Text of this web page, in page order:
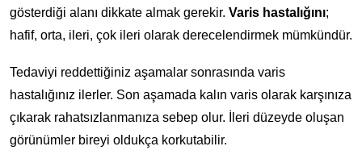
gösterdiği alanı dikkate almak gerekir. Varis hastalığını;
hafif, orta, ileri, çok ileri olarak derecelendirmek mümkündür.
Tedaviyi reddettiğiniz aşamalar sonrasında varis
hastalığınız ilerler. Son aşamada kalın varis olarak karşınıza
çıkarak rahatsızlanmanıza sebep olur. İleri düzeyde oluşan
görünümler bireyi oldukça korkutabilir.